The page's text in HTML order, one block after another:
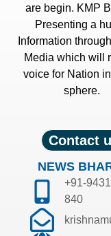
are begin. KMP
Presenting a
Information
Media which will
voice for Nation
sphere.
Contact
NEWS
+91-
840